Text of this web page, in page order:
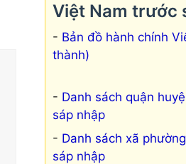
Việt Nam trước
Bản đồ hành chính
thành)
Danh sách quận
sáp nhập
Danh sách xã
sáp nhập